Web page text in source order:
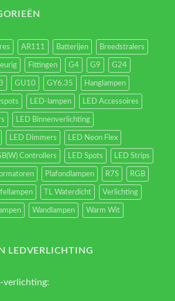
energieverbruik.
AR111 Batterijen Breedstralers
Fittingen G4 G9 G24
GU10 GY6.35 Hanglampen
LED-lampen LED Accessoires
LED Binnenverlichting
LED Dimmers LED Neon Flex
Controllers LED Spots LED Strips
Plafondlampen R7S RGB
TL Waterdicht Verlichting
Wandlampen Warm Wit
LEDVERLICHTING
verlichting: